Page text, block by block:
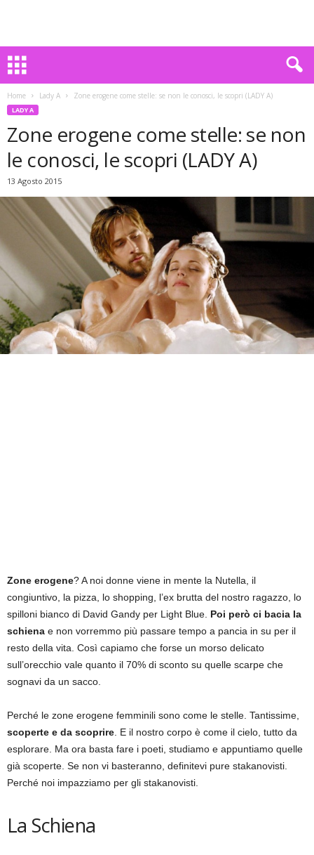
Home Lady A Zone erogene come stelle: se non le conosci, le scopri (LADY A)
LADY A
Zone erogene come stelle: se non
le conosci, le scopri (LADY A)
13 Agosto 2015
Zone erogene? A noi donne viene in mente la Nutella, il
congiuntivo, la pizza, lo shopping, l’ex brutta del nostro ragazzo, lo
spilloni bianco di David Gandy per Light Blue. Poi però ci bacia la
schiena e non vorremmo più passare tempo a pancia in su per il
resto della vita. Così capiamo che forse un morso delicato
sull’orecchio vale quanto il 70% di sconto su quelle scarpe che
sognavi da un sacco.
Perché le zone erogene femminili sono come le stelle. Tantissime,
scoperte e da scoprire. E il nostro corpo è come il cielo, tutto da
esplorare. Ma ora basta fare i poeti, studiamo e appuntiamo quelle
già scoperte. Se non vi basteranno, definitevi pure stakanovisti.
Perché noi impazziamo per gli stakanovisti.
La Schiena